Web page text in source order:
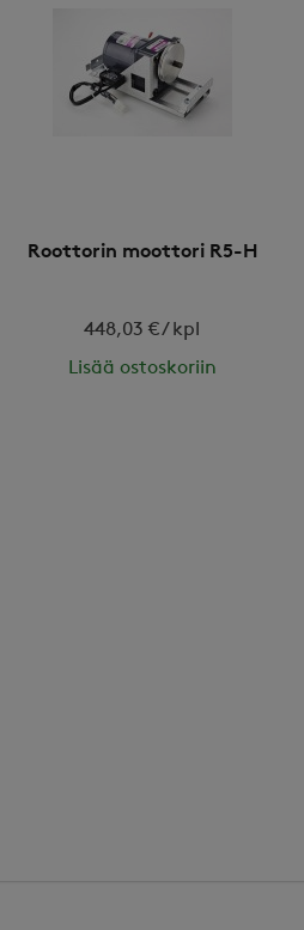
Roottorin moottori R5-H
448,03 € / kpl
Lisää ostoskoriin